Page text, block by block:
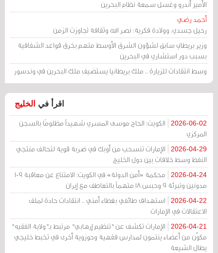
الأمير أندرو وغسل سمعة نظام البحرين
أحمد رضي
رحيل جسدي، وولادة فكرية: نصر الله وثقافة تجاوزت الزمن
وزير بريطاني سابق لشؤون الشرق الأوسط متهم بخرق قواعد الشفافية
بسبب دور استشاري في البحرين
وسط انتقادات للزيارة .. ملك بريطانيا يستضيف ملك البحرين في وندسور
اقرأ في الخليج
2026-06-02
الكويت: الحاج موسى المسري شهيداً مظلومًا بالسجن
المركزي
2026-04-29
الإمارات تنسحب من أوبك في ضربة قوية لتحالف منتجي
النفط وسط خلافات بين دول الخليج
2026-04-24
محكمة «أمن الدولة» في الكويت: الامتناع عن معاقبة 109
مدونين وتبرئة 9 وحبس 18 متهماً بالتعاطف مع إيران
2026-04-22
استهداف طائفي بغطاء أمني .. انتقادات حادة لملف
الاعتقالات في الإمارات
2026-04-21
الإمارات تكشف عن "تنظيم إرهابي" مرتبط بـ"ولاية الفقيه"
مكوّن من أعضاء ينتمون لمدارس فقهية وحوزوية أخرى في تخبط خليجي
يطال الشيعة